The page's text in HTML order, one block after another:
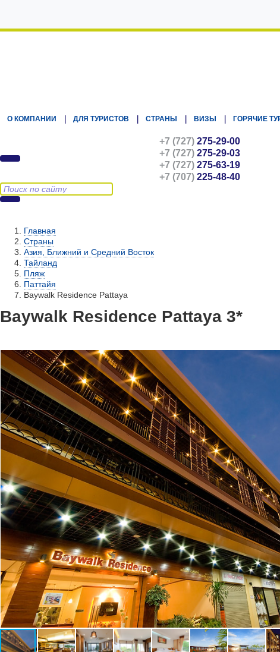
О КОМПАНИИ ДЛЯ ТУРИСТОВ СТРАНЫ ВИЗЫ ГОРЯЧИЕ
+7 (727) 275-29-00
+7 (727) 275-29-03
+7 (727) 275-63-19
+7 (707) 225-48-40
Главная
Страны
Азия, Ближний и Средний Восток
Тайланд
Пляж
Паттайя
Baywalk Residence Pattaya
Baywalk Residence Pattaya 3*